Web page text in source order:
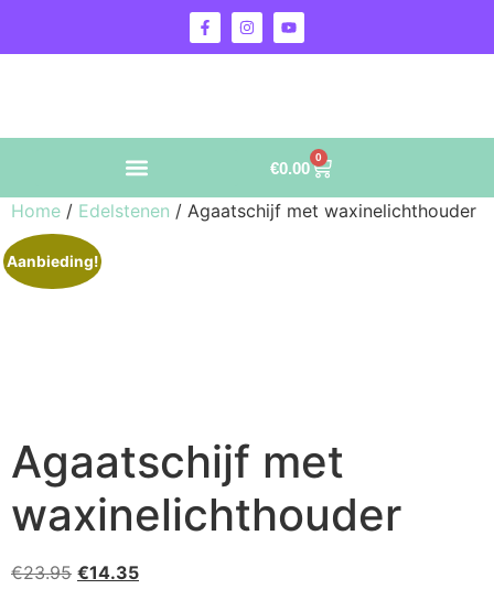
€0.00
0
Home / Edelstenen / Agaatschijf met waxinelichthouder
Aanbieding!
Agaatschijf met
waxinelichthouder
€23.95 €14.35